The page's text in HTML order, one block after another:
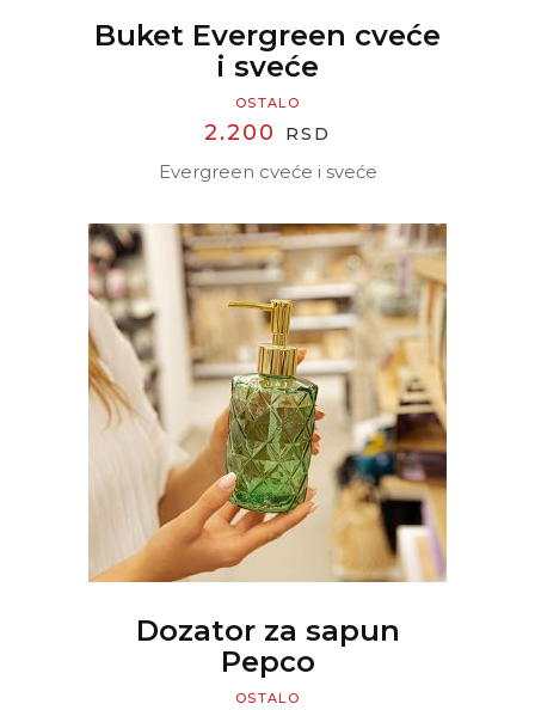
Buket Evergreen cveće
i sveće
OSTALO
2.200 RSD
Evergreen cveće i sveće
READ MORE
Dozator za sapun
Pepco
OSTALO